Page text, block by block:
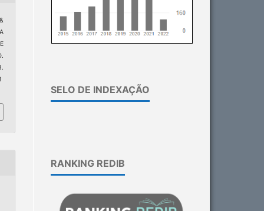
SELO DE INDEXAÇÃO
RANKING REDIB